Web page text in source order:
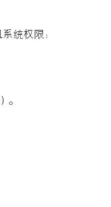
统权限：
。